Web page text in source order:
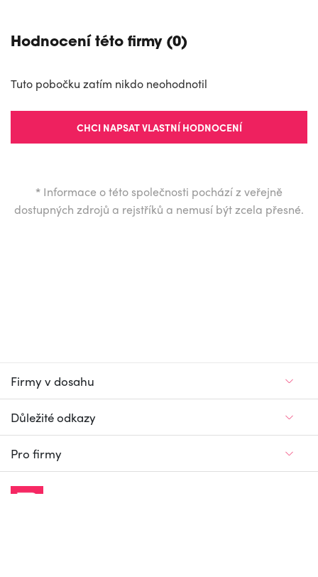
Hodnocení této firmy (0)
Tuto pobočku zatím nikdo neohodnotil
CHCI NAPSAT VLASTNÍ HODNOCENÍ
* Informace o této společnosti pochází z veřejně
dostupných zdrojů a rejstříků a nemusí být zcela přesné.
Firmy v dosahu
Důležité odkazy
Pro firmy